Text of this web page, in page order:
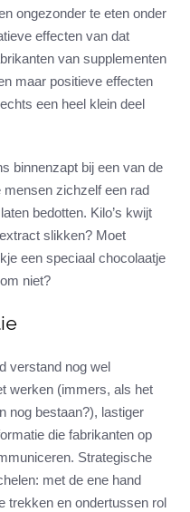
ongezonder te eten onder
effecten van dat
van supplementen
maar positieve effecten
een heel klein deel
binnenzapt bij een van de
mensen zichzelf een rad
bedotten. Kilo’s kwijt
slikken? Moet
een speciaal chocolaatje
niet?
verstand nog wel
werken (immers, als het
nog bestaan?), lastiger
die fabrikanten op
Strategische
met de ene hand
trekken en ondertussen rol